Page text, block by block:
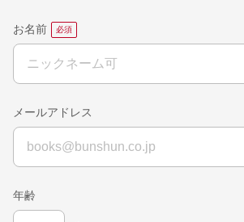
お名前
メールアドレス
年齢